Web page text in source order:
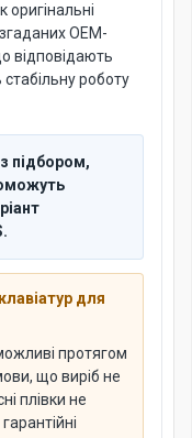
OEM-
відповідають
роботу
підбором,
для
протягом
що виріб не
плівки не